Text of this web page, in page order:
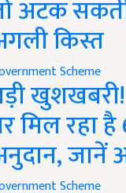
अटक
किस्त
Scheme
मिल रहा
जानें
Scheme